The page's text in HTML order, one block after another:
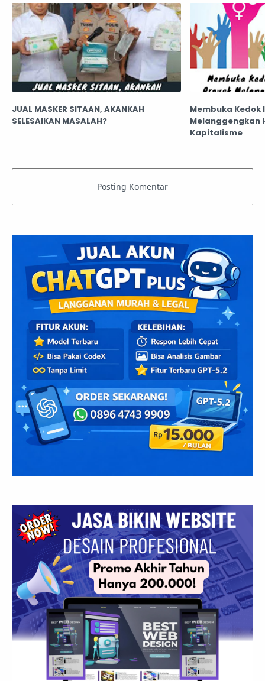
JUAL MASKER SITAAN, AKANKAH
SELESAIKAN MASALAH?
Membuka Kedok
Melanggengkan
Kapitalisme